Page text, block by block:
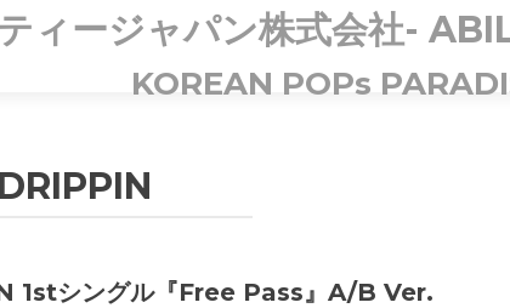
ィージャパン株式会社-
KOREAN POPs
DRIPPIN
1stシングル『Free Pass』A/B Ver.